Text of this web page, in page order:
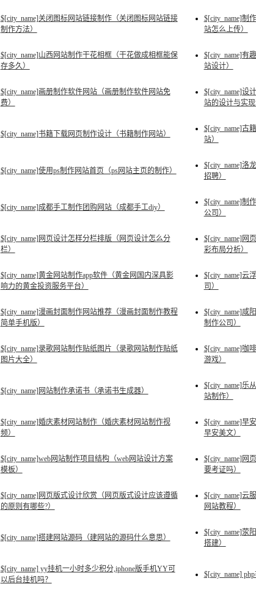
$[city_name]关闭图标网站链接制作（关闭图标网站链接
制作方法）
$[city_name]制
站怎么上传）
$[city_name]山西网站制作干花相框（干花做成相框能保
存多久）
$[city_name]有
站设计）
$[city_name]画册制作软件网站（画册制作软件网站免
费）
$[city_name]设
站的设计与实现
$[city_name]书籍下载网页制作设计（书籍制作网站）
$[city_name]古
站）
$[city_name]使用ps制作网站首页（ps网站主页的制作）
$[city_name]洛
招聘）
$[city_name]成都手工制作团购网站（成都手工diy）
$[city_name]制
公司）
$[city_name]网页设计怎样分栏排版（网页设计怎么分
栏）
$[city_name]网
彩布局分析）
$[city_name]黄金网站制作app软件（黄金网国内深具影
响力的黄金投资服务平台）
$[city_name]云
司）
$[city_name]漫画封面制作网站推荐（漫画封面制作教程
简单手机版）
$[city_name]咸
制作公司）
$[city_name]录歌网站制作贴纸图片（录歌网站制作贴纸
图片大全）
$[city_name]咖
游戏）
$[city_name]网站制作承诺书（承诺书生成器）
$[city_name]乐
站制作）
$[city_name]婚庆素材网站制作（婚庆素材网站制作视
频）
$[city_name]早
早安美文）
$[city_name]web网站制作项目结构（web网站设计方案
模板）
$[city_name]网
要考证吗）
$[city_name]网页版式设计欣赏（网页版式设计应该遵循
的原则有哪些?）
$[city_name]云
网站教程）
$[city_name]搭建网站源码（建网站的源码什么意思）
$[city_name]荥
搭建）
$[city_name] yy挂机一小时多少积分,iphone版手机YY可
以后台挂机吗？
$[city_name]